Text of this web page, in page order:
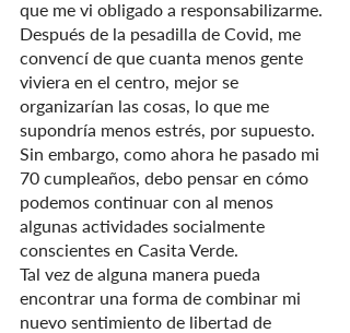
que me vi obligado a responsabilizarme.
Después de la pesadilla de Covid, me
convencí de que cuanta menos gente
viviera en el centro, mejor se
organizarían las cosas, lo que me
supondría menos estrés, por supuesto.
Sin embargo, como ahora he pasado mi
70 cumpleaños, debo pensar en cómo
podemos continuar con al menos
algunas actividades socialmente
conscientes en Casita Verde.
Tal vez de alguna manera pueda
encontrar una forma de combinar mi
nuevo sentimiento de libertad de